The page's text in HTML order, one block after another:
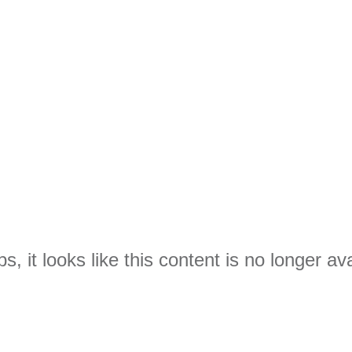
it looks like this content is no longer